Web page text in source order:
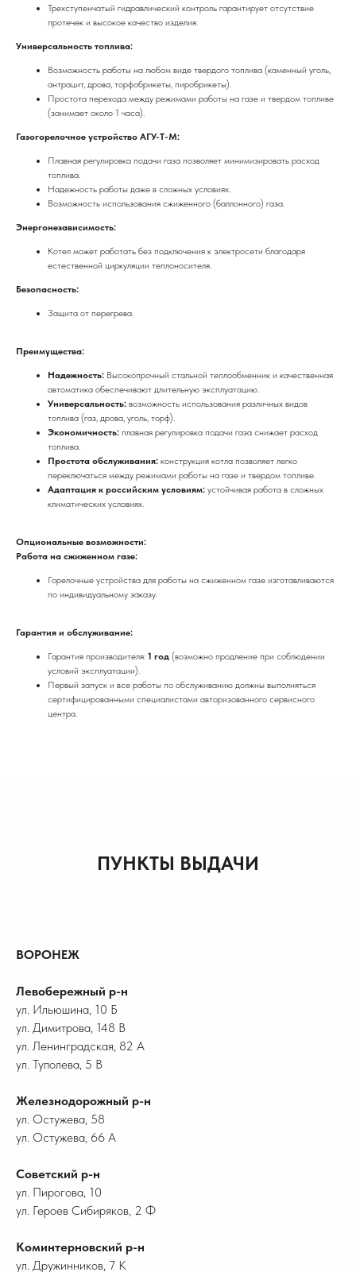
Трехступенчатый гидравлический контроль гарантирует отсутствие
протечек и высокое качество изделия.
Универсальность топлива:
Возможность работы на любом виде твердого топлива (каменный уголь,
антрацит, дрова, торфобрикеты, пиробрикеты).
Простота перехода между режимами работы на газе и твердом топливе
(занимает около 1 часа).
Газогорелочное устройство АГУ-Т-М:
Плавная регулировка подачи газа позволяет минимизировать расход
топлива.
Надежность работы даже в сложных условиях.
Возможность использования сжиженного (баллонного) газа.
Энергонезависимость:
Котел может работать без подключения к электросети благодаря
естественной циркуляции теплоносителя.
Безопасность:
Защита от перегрева.
Преимущества:
Надежность: Высокопрочный стальной теплообменник и качественная
автоматика обеспечивают длительную эксплуатацию.
Универсальность: возможность использования различных видов
топлива (газ, дрова, уголь, торф).
Экономичность: плавная регулировка подачи газа снижает расход
топлива.
Простота обслуживания: конструкция котла позволяет легко
переключаться между режимами работы на газе и твердом топливе.
Адаптация к российским условиям: устойчивая работа в сложных
климатических условиях.
Опциональные возможности:
Работа на сжиженном газе:
Горелочные устройства для работы на сжиженном газе изготавливаются
по индивидуальному заказу.
Гарантия и обслуживание:
Гарантия производителя: 1 год (возможно продление при соблюдении
условий эксплуатации).
Первый запуск и все работы по обслуживанию должны выполняться
сертифицированными специалистами авторизованного сервисного
центра.
ПУНКТЫ ВЫДАЧИ
ВОРОНЕЖ
Левобережный р-н
ул. Ильюшина, 10 Б
ул. Димитрова, 148 В
ул. Ленинградская, 82 А
ул. Туполева, 5 В
Железнодорожный р-н
ул. Остужева, 58
ул. Остужева, 66 А
Советский р-н
ул. Пирогова, 10
ул. Героев Сибиряков, 2 Ф
Коминтерновский р-н
ул. Дружинников, 7 К